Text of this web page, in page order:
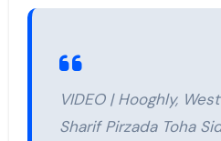
VIDEO | Hooghly,
Sharif Pirzada Toha